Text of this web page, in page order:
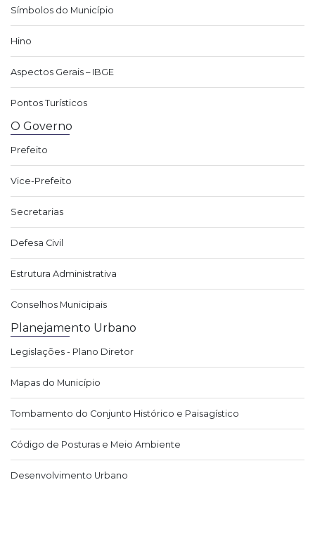
Símbolos do Município
Hino
Aspectos Gerais – IBGE
Pontos Turísticos
O Governo
Prefeito
Vice-Prefeito
Secretarias
Defesa Civil
Estrutura Administrativa
Conselhos Municipais
Planejamento Urbano
Legislações - Plano Diretor
Mapas do Município
Tombamento do Conjunto Histórico e Paisagístico
Código de Posturas e Meio Ambiente
Desenvolvimento Urbano